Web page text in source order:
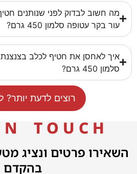
מה חשוב לבדוק לפני שנותנים
עור בקר עטופה סלמון 450 גרם?
איך לאחסן את חטיף לכלב
סלמון 450 גרם?
רוצים לדעת יותר?
T O U C H
השאירו פרטים ונציג
בהקדם